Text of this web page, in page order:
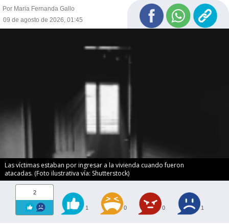
Por Maria Fernanda Gallo
09 de agosto de 2026, 01:45
Las víctimas estaban por ingresar a la vivienda cuando fueron
atacadas. (Foto ilustrativa vía: Shutterstock)
2
1 0 0 1